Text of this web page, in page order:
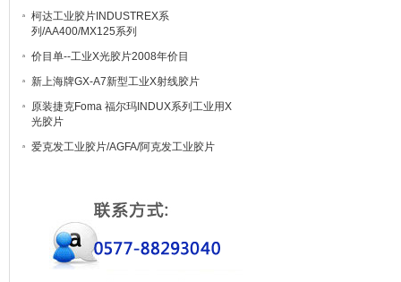
柯达工业胶片INDUSTREX系
列/AA400/MX125系列
价目单--工业X光胶片2008年价目
新上海牌GX-A7新型工业X射线胶片
原装捷克Foma 福尔玛INDUX系列工业用X
光胶片
爱克发工业胶片/AGFA/阿克发工业胶片